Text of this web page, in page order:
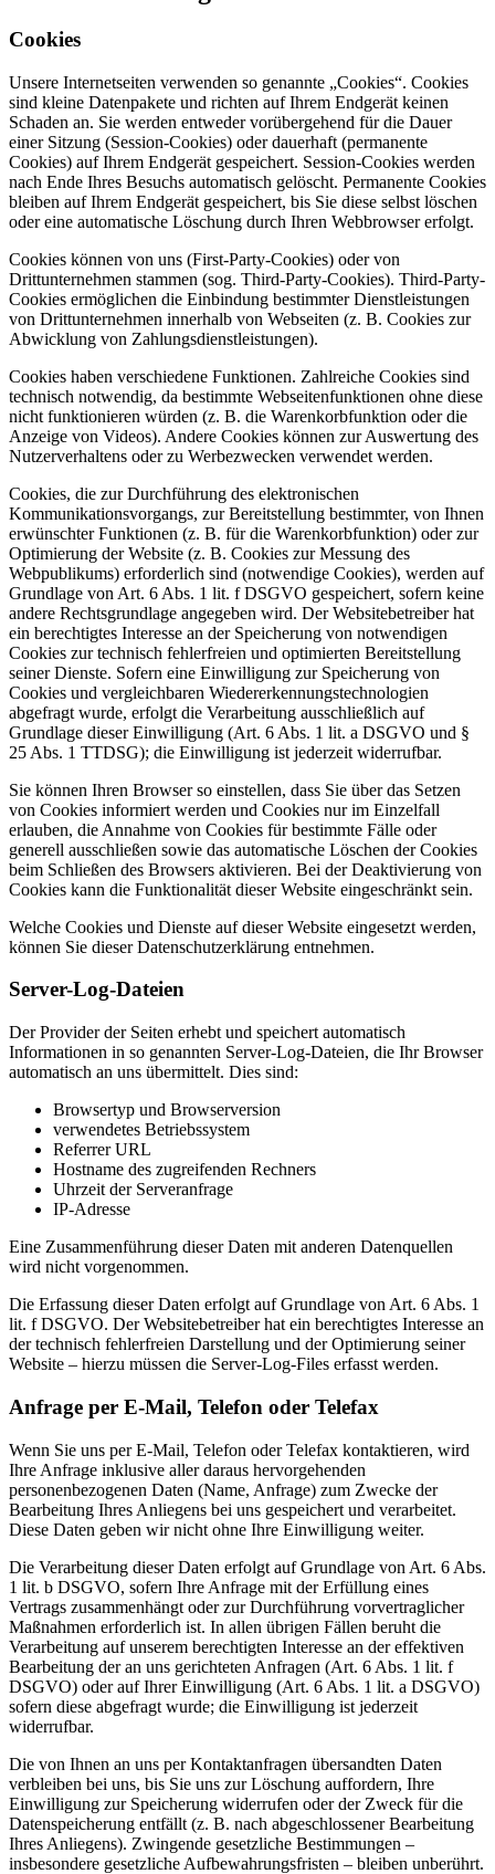
Cookies
Unsere Internetseiten verwenden so genannte „Cookies“. Cookies
sind kleine Datenpakete und richten auf Ihrem Endgerät keinen
Schaden an. Sie werden entweder vorübergehend für die Dauer
einer Sitzung (Session-Cookies) oder dauerhaft (permanente
Cookies) auf Ihrem Endgerät gespeichert. Session-Cookies werden
nach Ende Ihres Besuchs automatisch gelöscht. Permanente Cookies
bleiben auf Ihrem Endgerät gespeichert, bis Sie diese selbst löschen
oder eine automatische Löschung durch Ihren Webbrowser erfolgt.
Cookies können von uns (First-Party-Cookies) oder von
Drittunternehmen stammen (sog. Third-Party-Cookies). Third-Party-
Cookies ermöglichen die Einbindung bestimmter Dienstleistungen
von Drittunternehmen innerhalb von Webseiten (z. B. Cookies zur
Abwicklung von Zahlungsdienstleistungen).
Cookies haben verschiedene Funktionen. Zahlreiche Cookies sind
technisch notwendig, da bestimmte Webseitenfunktionen ohne diese
nicht funktionieren würden (z. B. die Warenkorbfunktion oder die
Anzeige von Videos). Andere Cookies können zur Auswertung des
Nutzerverhaltens oder zu Werbezwecken verwendet werden.
Cookies, die zur Durchführung des elektronischen
Kommunikationsvorgangs, zur Bereitstellung bestimmter, von Ihnen
erwünschter Funktionen (z. B. für die Warenkorbfunktion) oder zur
Optimierung der Website (z. B. Cookies zur Messung des
Webpublikums) erforderlich sind (notwendige Cookies), werden auf
Grundlage von Art. 6 Abs. 1 lit. f DSGVO gespeichert, sofern keine
andere Rechtsgrundlage angegeben wird. Der Websitebetreiber hat
ein berechtigtes Interesse an der Speicherung von notwendigen
Cookies zur technisch fehlerfreien und optimierten Bereitstellung
seiner Dienste. Sofern eine Einwilligung zur Speicherung von
Cookies und vergleichbaren Wiedererkennungstechnologien
abgefragt wurde, erfolgt die Verarbeitung ausschließlich auf
Grundlage dieser Einwilligung (Art. 6 Abs. 1 lit. a DSGVO und §
25 Abs. 1 TTDSG); die Einwilligung ist jederzeit widerrufbar.
Sie können Ihren Browser so einstellen, dass Sie über das Setzen
von Cookies informiert werden und Cookies nur im Einzelfall
erlauben, die Annahme von Cookies für bestimmte Fälle oder
generell ausschließen sowie das automatische Löschen der Cookies
beim Schließen des Browsers aktivieren. Bei der Deaktivierung von
Cookies kann die Funktionalität dieser Website eingeschränkt sein.
Welche Cookies und Dienste auf dieser Website eingesetzt werden,
können Sie dieser Datenschutzerklärung entnehmen.
Server-Log-Dateien
Der Provider der Seiten erhebt und speichert automatisch
Informationen in so genannten Server-Log-Dateien, die Ihr Browser
automatisch an uns übermittelt. Dies sind:
Browsertyp und Browserversion
verwendetes Betriebssystem
Referrer URL
Hostname des zugreifenden Rechners
Uhrzeit der Serveranfrage
IP-Adresse
Eine Zusammenführung dieser Daten mit anderen Datenquellen
wird nicht vorgenommen.
Die Erfassung dieser Daten erfolgt auf Grundlage von Art. 6 Abs. 1
lit. f DSGVO. Der Websitebetreiber hat ein berechtigtes Interesse an
der technisch fehlerfreien Darstellung und der Optimierung seiner
Website – hierzu müssen die Server-Log-Files erfasst werden.
Anfrage per E-Mail, Telefon oder Telefax
Wenn Sie uns per E-Mail, Telefon oder Telefax kontaktieren, wird
Ihre Anfrage inklusive aller daraus hervorgehenden
personenbezogenen Daten (Name, Anfrage) zum Zwecke der
Bearbeitung Ihres Anliegens bei uns gespeichert und verarbeitet.
Diese Daten geben wir nicht ohne Ihre Einwilligung weiter.
Die Verarbeitung dieser Daten erfolgt auf Grundlage von Art. 6 Abs.
1 lit. b DSGVO, sofern Ihre Anfrage mit der Erfüllung eines
Vertrags zusammenhängt oder zur Durchführung vorvertraglicher
Maßnahmen erforderlich ist. In allen übrigen Fällen beruht die
Verarbeitung auf unserem berechtigten Interesse an der effektiven
Bearbeitung der an uns gerichteten Anfragen (Art. 6 Abs. 1 lit. f
DSGVO) oder auf Ihrer Einwilligung (Art. 6 Abs. 1 lit. a DSGVO)
sofern diese abgefragt wurde; die Einwilligung ist jederzeit
widerrufbar.
Die von Ihnen an uns per Kontaktanfragen übersandten Daten
verbleiben bei uns, bis Sie uns zur Löschung auffordern, Ihre
Einwilligung zur Speicherung widerrufen oder der Zweck für die
Datenspeicherung entfällt (z. B. nach abgeschlossener Bearbeitung
Ihres Anliegens). Zwingende gesetzliche Bestimmungen –
insbesondere gesetzliche Aufbewahrungsfristen – bleiben unberührt.